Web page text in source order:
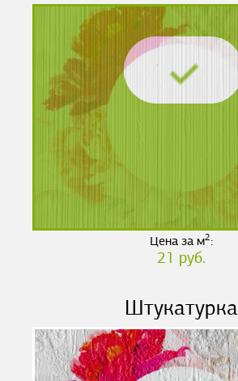
Цена за м2:
21 руб.
Штукатурка